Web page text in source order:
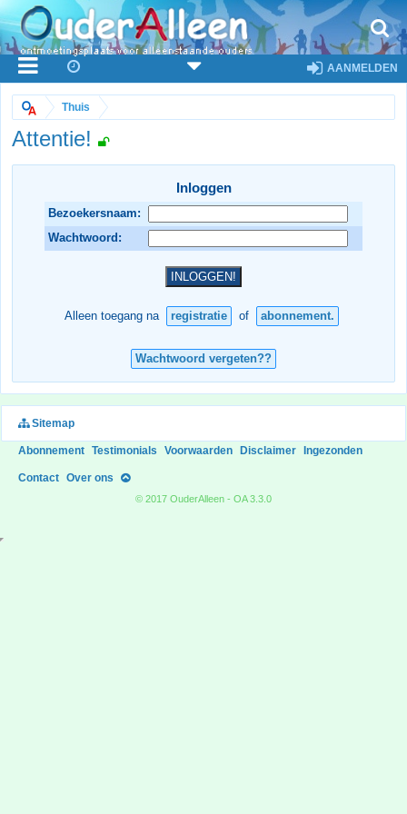
AANMELDEN
Thuis
Attentie!
Inloggen
Bezoekersnaam:
Wachtwoord:
Alleen toegang na registratie of abonnement.
Wachtwoord vergeten??
Sitemap
Abonnement Testimonials Voorwaarden Disclaimer Ingezonden
Contact Over ons
© 2017 OuderAlleen - OA 3.3.0